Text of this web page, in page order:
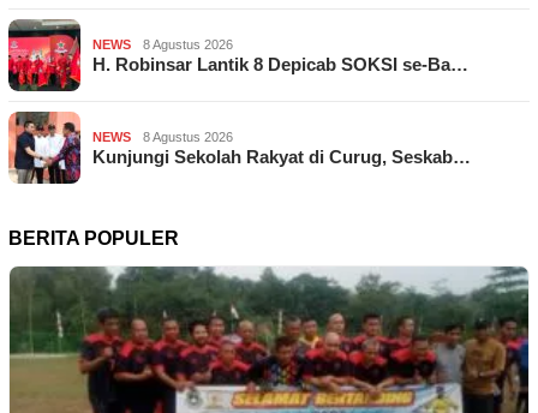
NEWS 8 Agustus 2026
H. Robinsar Lantik 8 Depicab SOKSI se-Ba…
NEWS 8 Agustus 2026
Kunjungi Sekolah Rakyat di Curug, Seskab…
BERITA POPULER